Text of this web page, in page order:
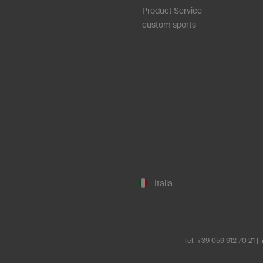
Product Service
custom sports
Italia
Tel: +39 059 912 70 21 |